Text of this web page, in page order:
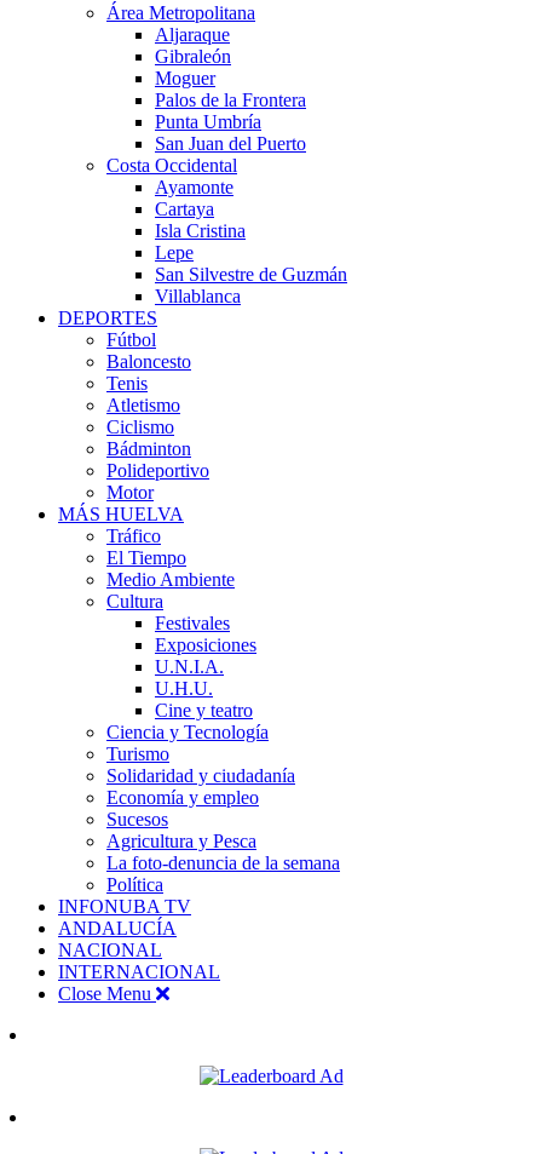
Área Metropolitana
Aljaraque
Gibraleón
Moguer
Palos de la Frontera
Punta Umbría
San Juan del Puerto
Costa Occidental
Ayamonte
Cartaya
Isla Cristina
Lepe
San Silvestre de Guzmán
Villablanca
DEPORTES
Fútbol
Baloncesto
Tenis
Atletismo
Ciclismo
Bádminton
Polideportivo
Motor
MÁS HUELVA
Tráfico
El Tiempo
Medio Ambiente
Cultura
Festivales
Exposiciones
U.N.I.A.
U.H.U.
Cine y teatro
Ciencia y Tecnología
Turismo
Solidaridad y ciudadanía
Economía y empleo
Sucesos
Agricultura y Pesca
La foto-denuncia de la semana
Política
INFONUBA TV
ANDALUCÍA
NACIONAL
INTERNACIONAL
Close Menu